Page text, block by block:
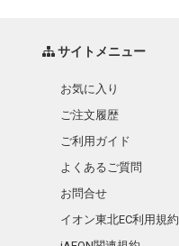
サイトメニュー
お気に入り
ご注文履歴
ご利用ガイド
よくあるご質問
お問合せ
イオン東北EC利用規約